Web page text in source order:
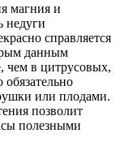
магния и
недуги
справляется
данным
чем в цитрусовых,
или плодами.
позволит
полезными